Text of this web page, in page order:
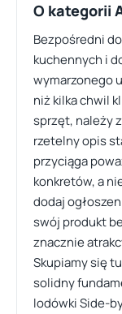
O kategorii
Bezpośredni
kuchennych i
wymarzonego
niż kilka chwil
sprzęt, należy
rzetelny opis
przyciąga
konkretów, a
dodaj
swój produkt
znacznie
Skupiamy się
solidny
lodówki Side-